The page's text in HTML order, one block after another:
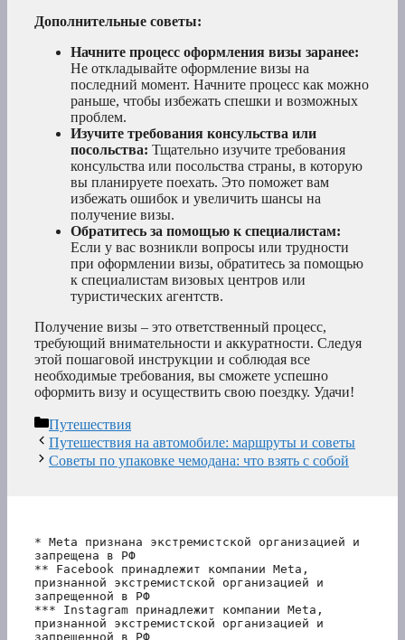
Дополнительные советы:
Начните процесс оформления визы заранее:
Не откладывайте оформление визы на
последний момент. Начните процесс как можно
раньше, чтобы избежать спешки и возможных
проблем.
Изучите требования консульства или
посольства: Тщательно изучите требования
консульства или посольства страны, в которую
вы планируете поехать. Это поможет вам
избежать ошибок и увеличить шансы на
получение визы.
Обратитесь за помощью к специалистам:
Если у вас возникли вопросы или трудности
при оформлении визы, обратитесь за помощью
к специалистам визовых центров или
туристических агентств.
Получение визы – это ответственный процесс,
требующий внимательности и аккуратности. Следуя
этой пошаговой инструкции и соблюдая все
необходимые требования, вы сможете успешно
оформить визу и осуществить свою поездку. Удачи!
Рубрики
Путешествия
Путешествия на автомобиле: маршруты и советы
Советы по упаковке чемодана: что взять с собой
* Meta признана экстремистской организацией и
запрещена в РФ
** Facebook принадлежит компании Meta,
признанной экстремистской организацией и
запрещенной в РФ
*** Instagram принадлежит компании Meta,
признанной экстремистской организацией и
запрещенной в РФ